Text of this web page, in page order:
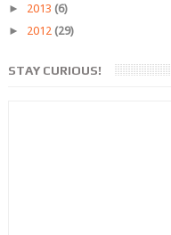
► 2013 (6)
► 2012 (29)
STAY CURIOUS!